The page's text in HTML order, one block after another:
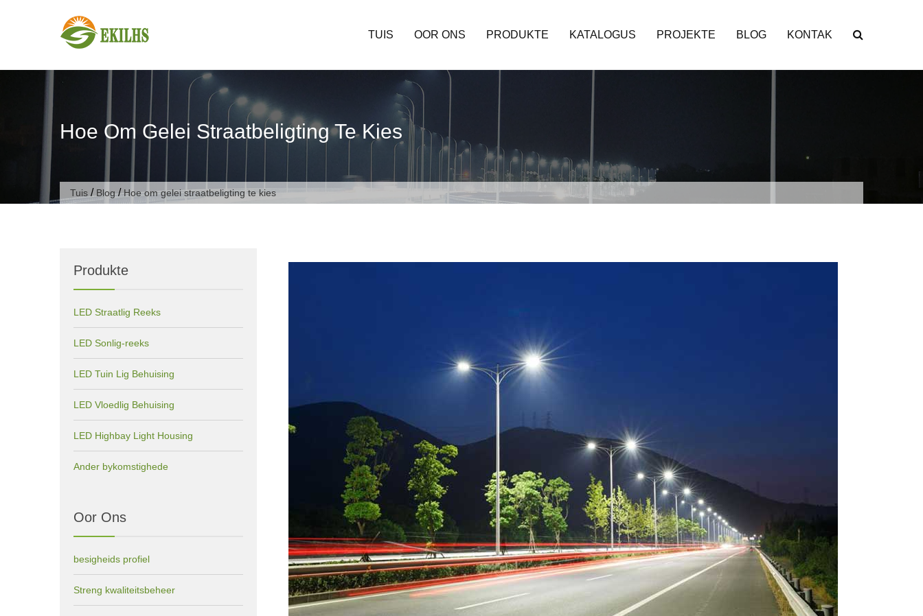
TUIS OOR ONS PRODUKTE KATALOGUS PROJEKTE BLOG KONTAK
Hoe Om Gelei Straatbeligting Te Kies
Tuis / Blog/Hoe om gelei straatbeligting te kies
Produkte
LED Straatlig Reeks
LED Sonlig-reeks
LED Tuin Lig Behuising
LED Vloedlig Behuising
LED Highbay Light Housing
Ander bykomstighede
Oor Ons
besigheids profiel
Streng kwaliteitsbeheer